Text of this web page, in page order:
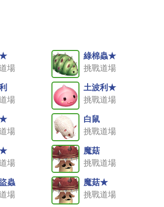
★
場
綠棉蟲★
挑戰道場
場
土波利★
挑戰道場
★
場
白鼠
挑戰道場
★
場
魔菇
挑戰道場
蟲
場
魔菇★
挑戰道場